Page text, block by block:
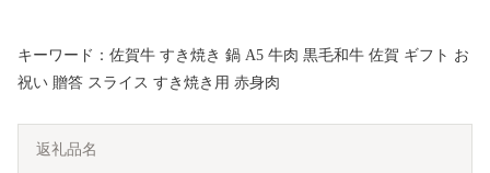
キーワード：佐賀牛 すき焼き 鍋 A5 牛肉 黒毛和牛 佐賀 ギフト お
祝い 贈答 スライス すき焼き用 赤身肉
返礼品名